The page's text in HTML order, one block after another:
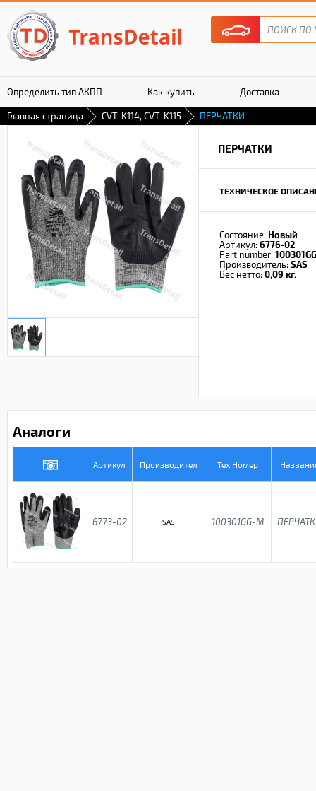
Определить тип АКПП Как купить Доставка
Гарантия
Главная страница CVT-K114, CVT-K115 ПЕРЧАТКИ
ПЕРЧАТКИ
ТЕХНИЧЕСКОЕ
Состояние: Новый
Артикул: 6776-02
Part number:
Производитель: SAS
Вес нетто: 0,09 кг.
Аналоги
Артикул Производител Тех.Номер
6773-02 SAS 100301GG-M